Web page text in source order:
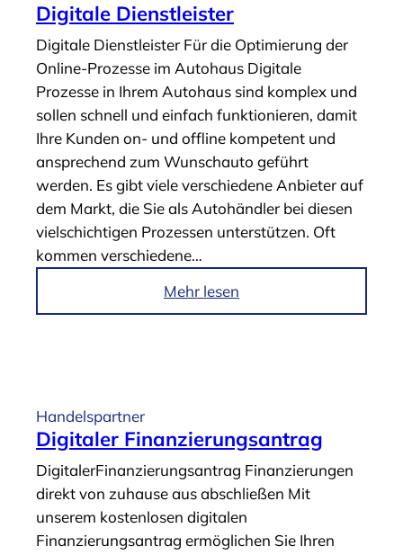
l
„
D
i
g
i
t
a
l
e
s
“
Digitale Dienstleister
Digitale Dienstleister Für die Optimierung der
Online-Prozesse im Autohaus Digitale
Prozesse in Ihrem Autohaus sind komplex und
sollen schnell und einfach funktionieren, damit
Ihre Kunden on- und offline kompetent und
ansprechend zum Wunschauto geführt
werden. Es gibt viele verschiedene Anbieter auf
dem Markt, die Sie als Autohändler bei diesen
vielschichtigen Prozessen unterstützen. Oft
kommen verschiedene…
Mehr lesen
m
e
l
„
D
i
Handelspartner
Digitaler Finanzierungsantrag
DigitalerFinanzierungsantrag Finanzierungen
direkt von zuhause aus abschließen Mit
unserem kostenlosen digitalen
Finanzierungsantrag ermöglichen Sie Ihren